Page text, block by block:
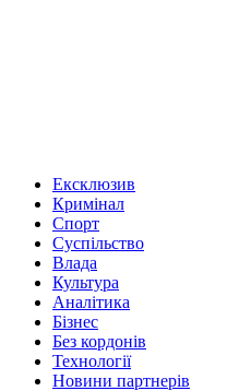
Ексклюзив
Кримінал
Спорт
Суспільство
Влада
Культура
Аналітика
Бізнес
Без кордонів
Технології
Новини партнерів